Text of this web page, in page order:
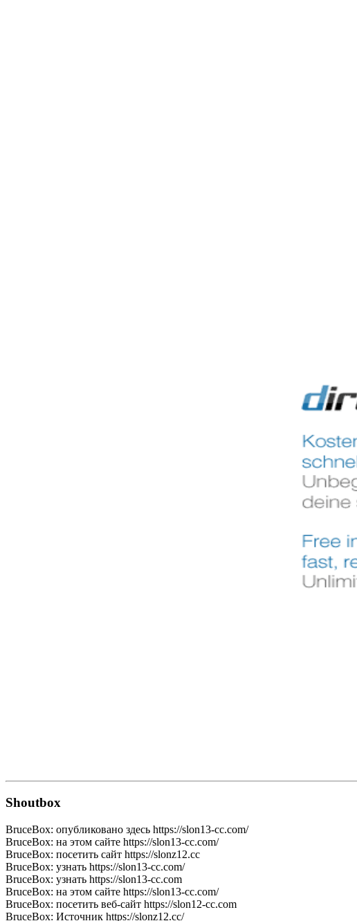
Shoutbox
BruceBox: опубликовано здесь https://slon13-cc.com/
BruceBox: на этом сайте https://slon13-cc.com/
BruceBox: посетить сайт https://slonz12.cc
BruceBox: узнать https://slon13-cc.com/
BruceBox: узнать https://slon13-cc.com
BruceBox: на этом сайте https://slon13-cc.com/
BruceBox: посетить веб-сайт https://slon12-cc.com
BruceBox: Источник https://slonz12.cc/